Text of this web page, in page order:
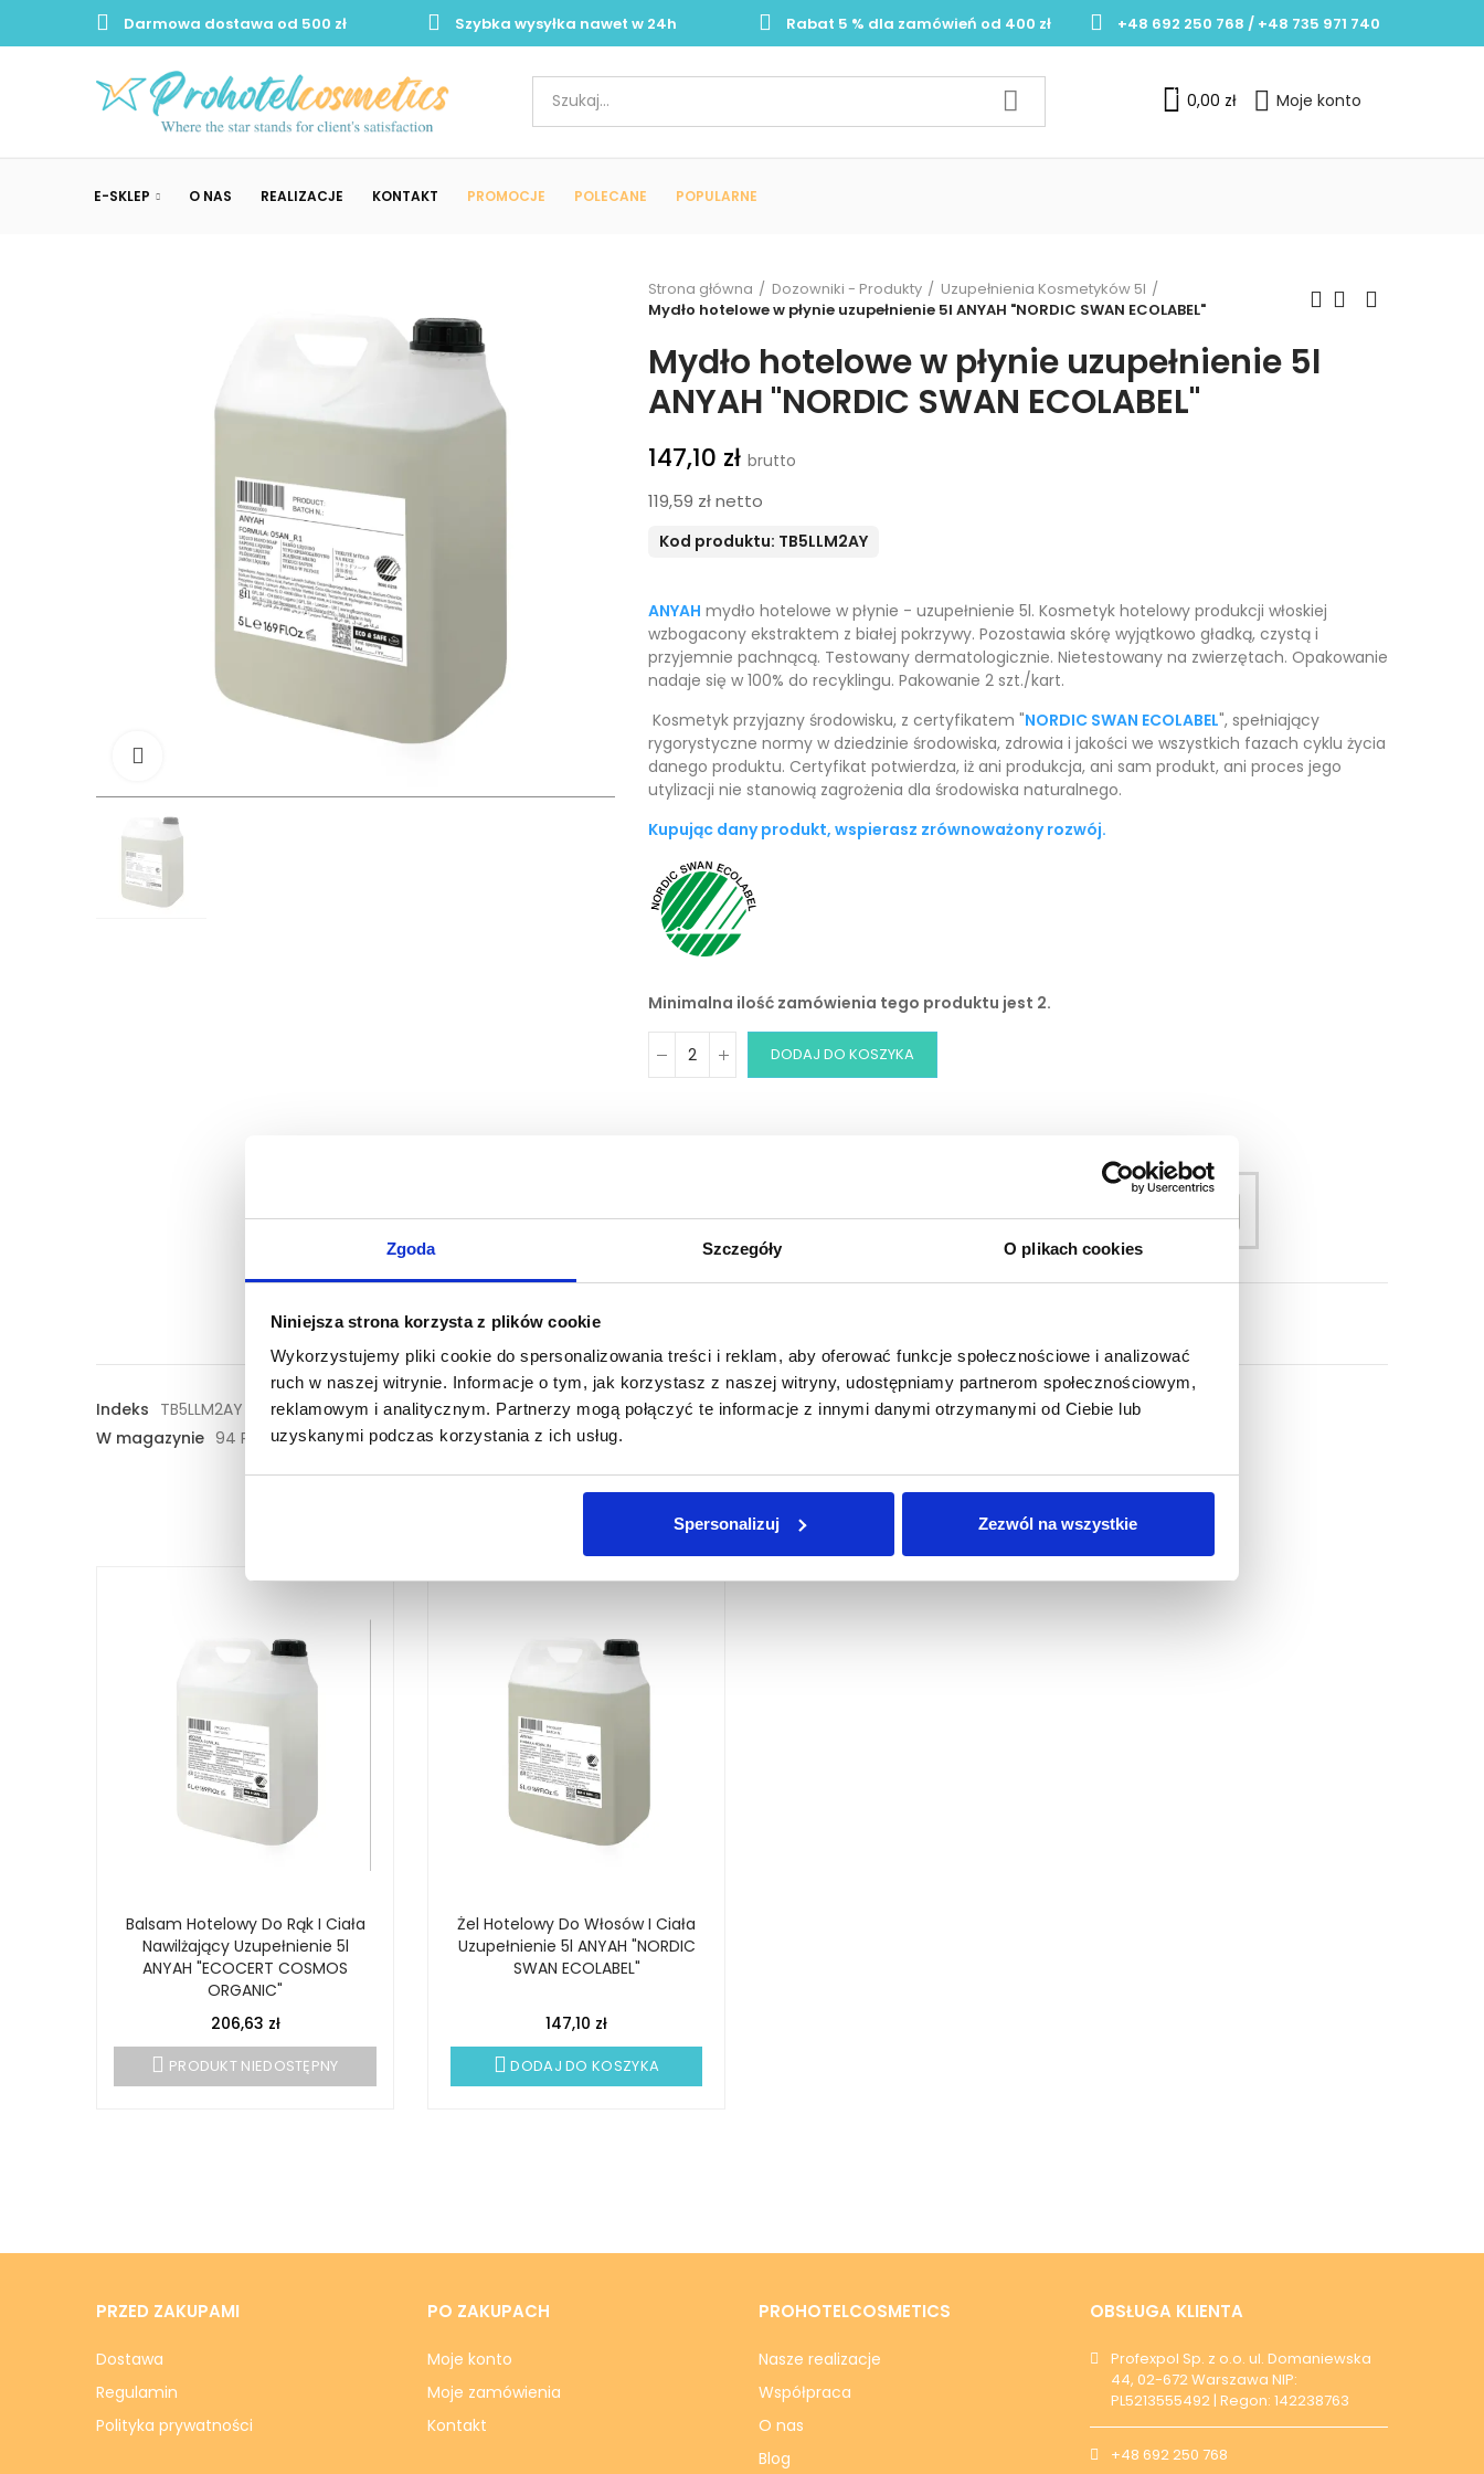
Zgoda Szczegóły O plikach cookies
Niniejsza strona korzysta z plików cookie
Wykorzystujemy pliki cookie do spersonalizowania treści i reklam, aby oferować funkcje społecznościowe i analizować
ruch w naszej witrynie. Informacje o tym, jak korzystasz z naszej witryny, udostępniamy partnerom społecznościowym,
reklamowym i analitycznym. Partnerzy mogą połączyć te informacje z innymi danymi otrzymanymi od Ciebie lub
uzyskanymi podczas korzystania z ich usług.
Spersonalizuj Zezwól na wszystkie
Darmowa dostawa od 500 zł Szybka wysyłka nawet w 24h Rabat 5 % dla zamówień od 400 zł +48 692 250 768 / +48 735 971 740
0 0,00 zł Moje konto
E-SKLEP O NAS REALIZACJE KONTAKT PROMOCJE POLECANE POPULARNE
Strona główna Dozowniki - Produkty
Uzupełnienia Kosmetyków 5l
Mydło hotelowe w płynie uzupełnienie 5l ANYAH "NORDIC SWAN ECOLABEL"
Mydło hotelowe w płynie uzupełnienie 5l
ANYAH "NORDIC SWAN ECOLABEL"
147,10 zł
119,59 zł netto
Kod produktu: TB5LLM2AY
ANYAH mydło hotelowe w płynie - uzupełnienie 5l. Kosmetyk hotelowy produkcji włoskiej
wzbogacony ekstraktem z białej pokrzywy. Pozostawia skórę wyjątkowo gładką, czystą i
przyjemnie pachnącą. Testowany dermatologicznie. Nietestowany na zwierzętach. Opakowanie
nadaje się w 100% do recyklingu. Pakowanie 2 szt./kart.
Kosmetyk przyjazny środowisku, z certyfikatem "NORDIC SWAN ECOLABEL", spełniający
rygorystyczne normy w dziedzinie środowiska, zdrowia i jakości we wszystkich fazach cyklu życia
danego produktu. Certyfikat potwierdza, iż ani produkcja, ani sam produkt, ani proces jego
utylizacji nie stanowią zagrożenia dla środowiska naturalnego.
Kupując dany produkt, wspierasz zrównoważony rozwój.
Minimalna ilość zamówienia tego produktu jest 2.
DODAJ DO KOSZYKA
Indeks TB5LLM2AY
W magazynie 94 Przedmioty
Być może w Twoim stylu
Balsam Hotelowy Do Rąk I Ciała
Nawilżający Uzupełnienie 5l
ANYAH "ECOCERT COSMOS
ORGANIC"
206,63 zł
PRODUKT NIEDOSTĘPNY
Żel Hotelowy Do Włosów I Ciała
Uzupełnienie 5l ANYAH "NORDIC
SWAN ECOLABEL"
147,10 zł
DODAJ DO KOSZYKA
PRZED ZAKUPAMI
Dostawa
Regulamin
Polityka prywatności
PO ZAKUPACH
Moje konto
Moje zamówienia
Kontakt
PROHOTELCOSMETICS
Nasze realizacje
Współpraca
O nas
Blog
OBSŁUGA KLIENTA
Profexpol Sp. z o.o. ul. Domaniewska
44, 02-672 Warszawa NIP:
PL5213555492 | Regon: 142238763
+48 692 250 768